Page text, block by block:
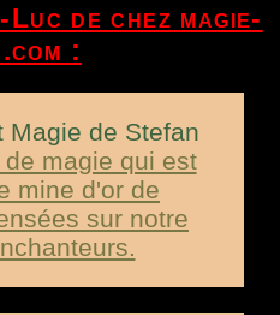
de chez magie-
:
Magie de Stefan
de magie qui est
mine d'or de
sur notre